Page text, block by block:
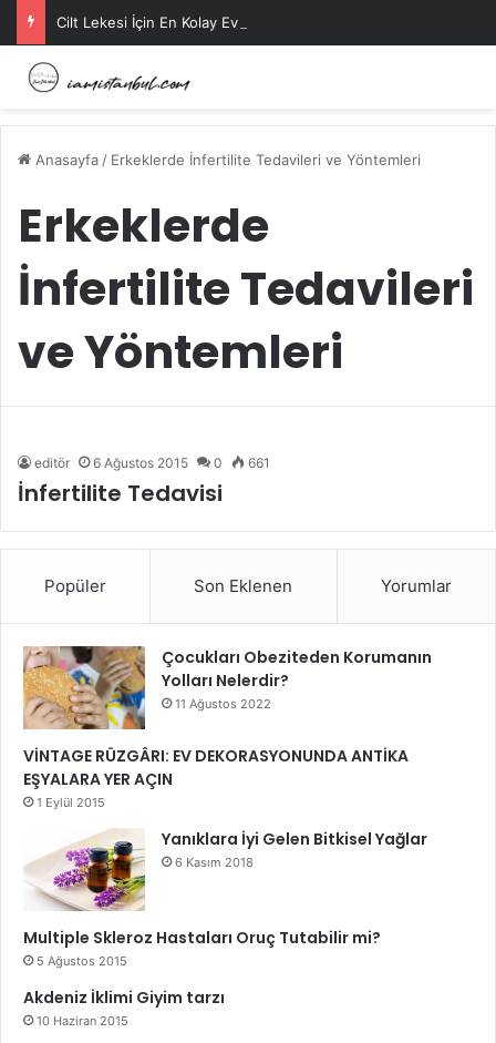
Cilt Lekesi İçin En Kolay Ev Maskeleri Nelerdir?
Anasayfa / Erkeklerde İnfertilite Tedavileri ve Yöntemleri
Erkeklerde
İnfertilite Tedavileri
ve Yöntemleri
editör 6 Ağustos 2015 0 661
İnfertilite Tedavisi
Popüler Son Eklenen Yorumlar
Çocukları Obeziteden Korumanın
Yolları Nelerdir?
11 Ağustos 2022
VİNTAGE RÜZGÂRI: EV DEKORASYONUNDA ANTİKA
EŞYALARA YER AÇIN
1 Eylül 2015
Yanıklara İyi Gelen Bitkisel Yağlar
6 Kasım 2018
Multiple Skleroz Hastaları Oruç Tutabilir mi?
5 Ağustos 2015
Akdeniz İklimi Giyim tarzı
10 Haziran 2015